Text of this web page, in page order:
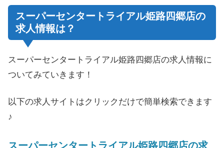
スーパーセンタートライアル姫路四郷店の
求人情報は？
スーパーセンタートライアル姫路四郷店の求人情報に
ついてみていきます！
以下の求人サイトはクリックだけで簡単検索できます
♪
スーパーセンタートライアル姫路四郷店の求